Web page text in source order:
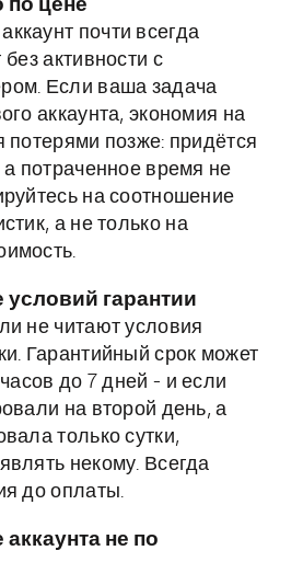
по цене
почти всегда
без активности с
Если ваша задача
аккаунта, экономия на
потерями позже: придётся
а потраченное время не
на соотношение
а не только на
условий гарантии
не читают условия
Гарантийный срок может
до 7 дней - и если
на второй день, а
только сутки,
некому. Всегда
до оплаты.
не по